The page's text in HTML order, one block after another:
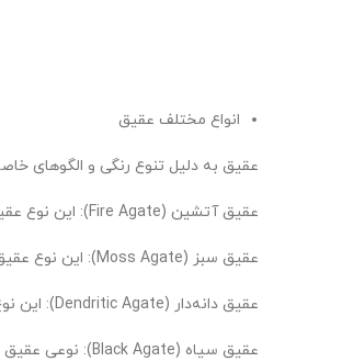
انواع مختلف عقیق
عقیق به دلیل تنوع رنگی و الگوهای
عقیق آتشین (Fire Agate): این نوع عقیق دارای رنگ‌های درخشان و ترکیب‌های طلایی و قرمزی است که مانند آتش می‌درخشد.
عقیق سبز (Moss Agate): این نوع عقیق که بیشتر شبیه به سنگ‌های درختی است، رگه‌های سبز و خاکی دارد و به عنوان نمادی از طبیعت و آرامش شناخته می‌شود.
عقیق دانه‌دار (Dendritic Agate): این نوع عقیق دارای رگه‌هایی شبیه به شاخه‌های درخت است که به آن شجر عقیق نیز گفته می‌شود.
عقیق سیاه (Black Agate): نوعی عقیق با رنگ سیاه که نماد قدرت و استقامت است.